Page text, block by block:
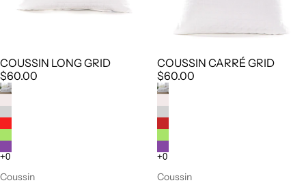
COUSSIN LONG GRID
$60.00
COUSSIN CARRÉ GRID
$60.00
Coussin
Coussin